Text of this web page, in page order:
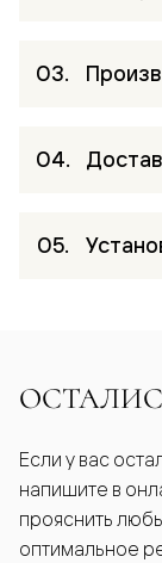
Если у вас
напишите в
прояснить
оптимальное